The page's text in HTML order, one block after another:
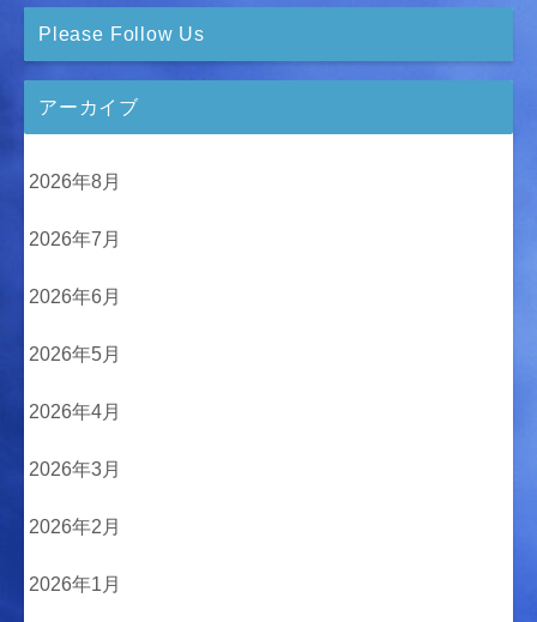
Please Follow Us
アーカイブ
2026年8月
2026年7月
2026年6月
2026年5月
2026年4月
2026年3月
2026年2月
2026年1月